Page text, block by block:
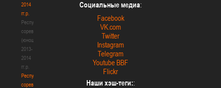
2014
гг.р.
Республиканские
соревнования
(юноши)
2013-
2014
гг.р.
Республиканские
соревнования
Социальные медиа:
Facebook
VK.com
Twitter
Instagram
Telegram
Youtube BBF
Flickr
Наши хэш-теги::